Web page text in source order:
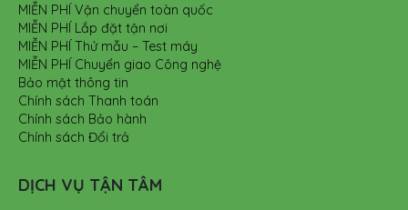
MIỄN PHÍ Vận chuyển toàn quốc
MIỄN PHÍ Lắp đặt tận nơi
MIỄN PHÍ Thử mẫu – Test máy
MIỄN PHÍ Chuyển giao Công nghệ
Bảo mật thông tin
Chính sách Thanh toán
Chính sách Bảo hành
Chính sách Đổi trả
DỊCH VỤ TẬN TÂM